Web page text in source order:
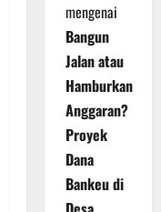
mengenai
Bangun
Jalan atau
Hamburkan
Anggaran?
Proyek
Dana
Bankeu di